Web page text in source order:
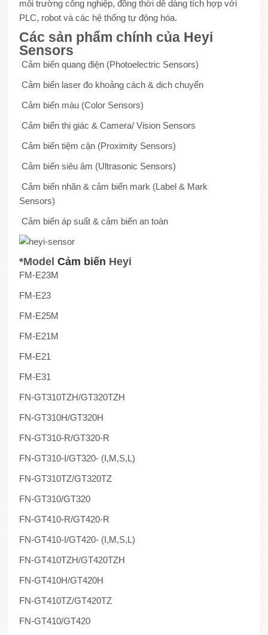
môi trường công nghiệp, đồng thời dễ dàng tích hợp với
PLC, robot và các hệ thống tự động hóa.
Các sản phẩm chính của Heyi
Sensors
Cảm biến quang điện (Photoelectric Sensors)
Cảm biến laser đo khoảng cách & dịch chuyển
Cảm biến màu (Color Sensors)
Cảm biến thị giác & Camera/ Vision Sensors
Cảm biến tiệm cận (Proximity Sensors)
Cảm biến siêu âm (Ultrasonic Sensors)
Cảm biến nhãn & cảm biến mark (Label & Mark
Sensors)
Cảm biến áp suất & cảm biến an toàn
*Model Cảm biến Heyi
FM-E23M
FM-E23
FM-E25M
FM-E21M
FM-E21
FM-E31
FN-GT310TZH/GT320TZH
FN-GT310H/GT320H
FN-GT310-R/GT320-R
FN-GT310-I/GT320- (I,M,S,L)
FN-GT310TZ/GT320TZ
FN-GT310/GT320
FN-GT410-R/GT420-R
FN-GT410-I/GT420- (I,M,S,L)
FN-GT410TZH/GT420TZΗ
FN-GT410H/GT420H
FN-GT410TZ/GT420TZ
FN-GT410/GT420